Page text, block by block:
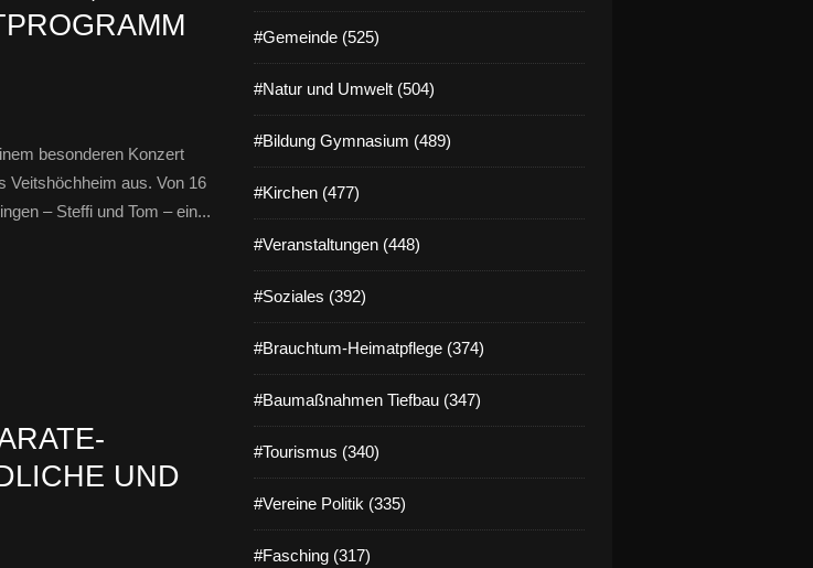
besonderen Konzert
Veitshöchheim aus. Von 16
– Steffi und Tom – ein...
UND
#Gemeinde (525)
#Natur und Umwelt (504)
#Bildung Gymnasium (489)
#Kirchen (477)
#Veranstaltungen (448)
#Soziales (392)
#Brauchtum-Heimatpflege (374)
#Baumaßnahmen Tiefbau (347)
#Tourismus (340)
#Vereine Politik (335)
#Fasching (317)